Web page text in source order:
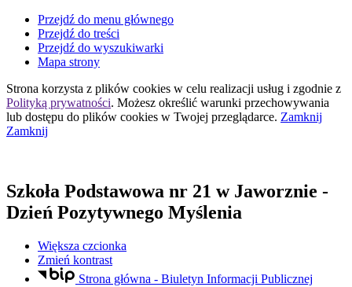
Przejdź do menu głównego
Przejdź do treści
Przejdź do wyszukiwarki
Mapa strony
Strona korzysta z plików cookies w celu realizacji usług i zgodnie z
Polityką prywatności. Możesz określić warunki przechowywania
lub dostępu do plików cookies w Twojej przeglądarce. Zamknij
Zamknij
Szkoła Podstawowa nr 21 w Jaworznie -
Dzień Pozytywnego Myślenia
Większa czcionka
Zmień kontrast
Strona główna - Biuletyn Informacji Publicznej